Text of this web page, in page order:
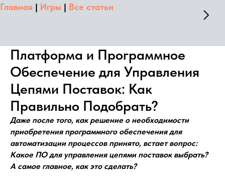
Главная | Игры | Все статьи
Платформа и Программное
Обеспечение для Управления
Цепями Поставок: Как
Правильно Подобрать?
Даже после того, как решение о необходимости
приобретения программного обеспечения для
автоматизации процессов принято, встает вопрос:
Какое ПО для управления цепями поставок выбрать?
А самое главное, как это сделать?